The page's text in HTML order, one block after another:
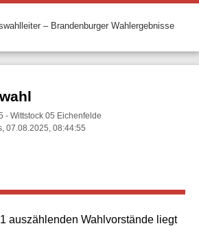
– Brandenburger Wahlergebnisse
- Wittstock 05 Eichenfelde
07.08.2025, 08:44:55
auszählenden Wahlvorstände liegt